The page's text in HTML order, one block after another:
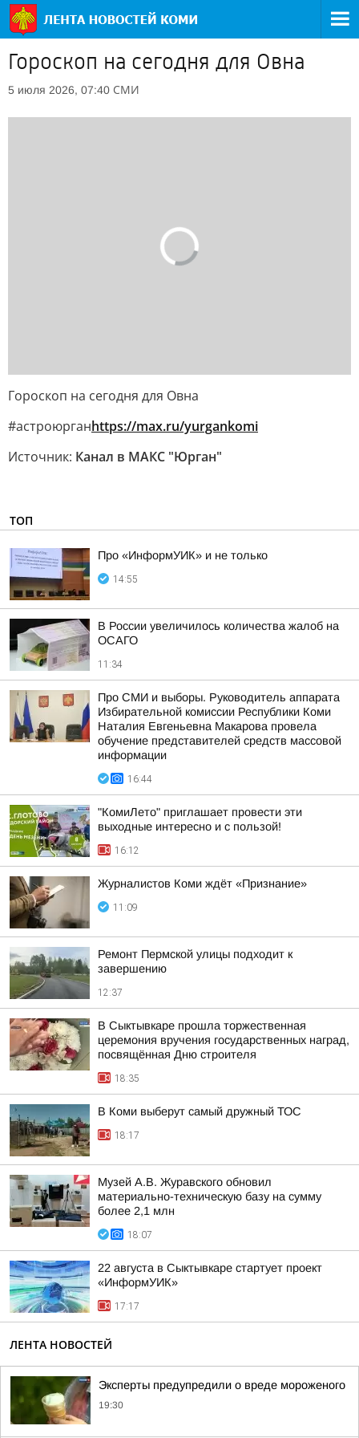
Гороскоп на сегодня для Овна
5 июля 2026, 07:40 СМИ
Гороскоп на сегодня для Овна
#астроюрганhttps://max.ru/yurgankomi
Источник: Канал в МАКС "Юрган"
ТОП
Про «ИнформУИК» и не только
14:55
В России увеличилось количества жалоб на
ОСАГО
11:34
Про СМИ и выборы. Руководитель аппарата
Избирательной комиссии Республики Коми
Наталия Евгеньевна Макарова провела
обучение представителей средств массовой
информации
16:44
"КомиЛето" приглашает провести эти
выходные интересно и с пользой!
16:12
Журналистов Коми ждёт «Признание»
11:09
Ремонт Пермской улицы подходит к
завершению
12:37
В Сыктывкаре прошла торжественная
церемония вручения государственных наград,
посвящённая Дню строителя
18:35
В Коми выберут самый дружный ТОС
18:17
Музей А.В. Журавского обновил
материально-техническую базу на сумму
более 2,1 млн
18:07
22 августа в Сыктывкаре стартует проект
«ИнформУИК»
17:17
ЛЕНТА НОВОСТЕЙ
Эксперты предупредили о вреде мороженого
19:30